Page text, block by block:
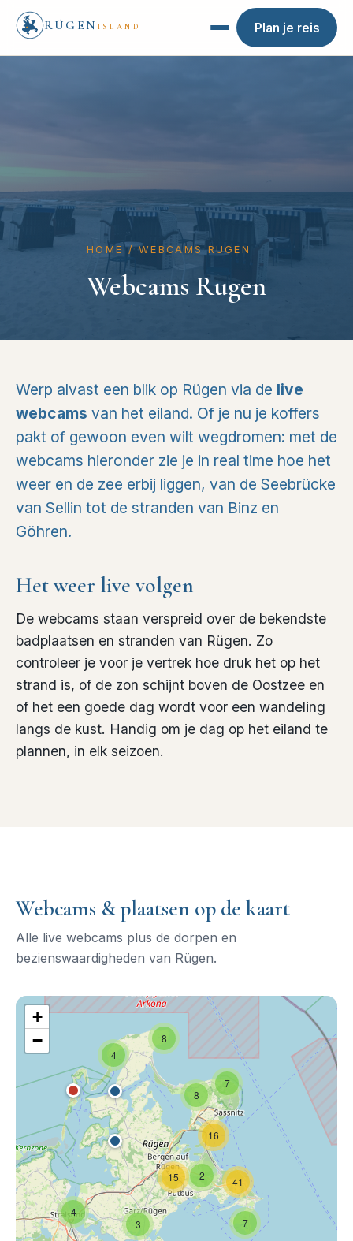
RÜGEN ISLAND Plan je reis
HOME / WEBCAMS RUGEN
Webcams Rugen
Werp alvast een blik op Rügen via de live
webcams van het eiland. Of je nu je koffers
pakt of gewoon even wilt wegdromen: met de
webcams hieronder zie je in real time hoe het
weer en de zee erbij liggen, van de Seebrücke
van Sellin tot de stranden van Binz en
Göhren.
Het weer live volgen
De webcams staan verspreid over de bekendste
badplaatsen en stranden van Rügen. Zo
controleer je voor je vertrek hoe druk het op het
strand is, of de zon schijnt boven de Oostzee en
of het een goede dag wordt voor een wandeling
langs de kust. Handig om je dag op het eiland te
plannen, in elk seizoen.
Webcams & plaatsen op de kaart
Alle live webcams plus de dorpen en
bezienswaardigheden van Rügen.
4
4
2
3
15
16
8
7
8
7
41
+
−